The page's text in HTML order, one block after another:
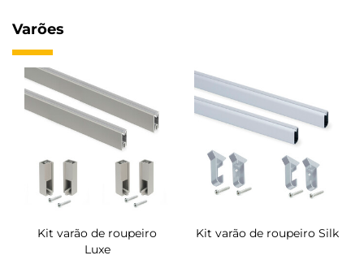
Varões
Kit varão de roupeiro
Luxe
Kit varão de roupeiro Silk